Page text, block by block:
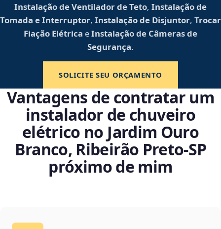
Instalação de Ventilador de Teto, Instalação de
Tomada e Interruptor, Instalação de Disjuntor, Trocar
Fiação Elétrica eInstalação de Câmeras de
Segurança.
SOLICITE SEU ORÇAMENTO
Vantagens de contratar um
instalador de chuveiro
elétrico no Jardim Ouro
Branco, Ribeirão Preto‑SP
próximo de mim